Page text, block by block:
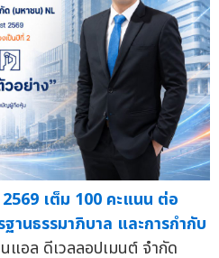
เต็ม 100 คะแนน ต่อ
านธรรมาภิบาล และการกำกับ
อล ดีเวลลอปเมนต์ จำกัด